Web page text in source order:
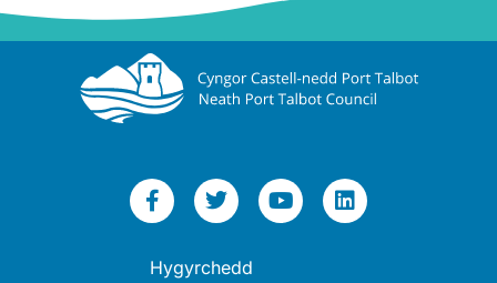
Hygyrchedd